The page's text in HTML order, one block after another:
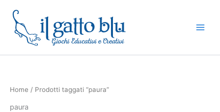
contenuto
Home / Prodotti taggati “paura”
paura